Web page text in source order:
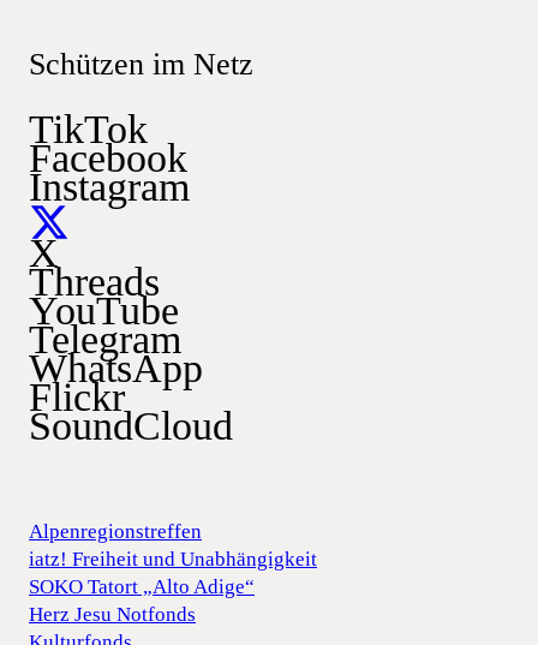
Schützen im Netz
TikTok
Facebook
Instagram
X
Threads
YouTube
Telegram
WhatsApp
Flickr
SoundCloud
Alpenregionstreffen
iatz! Freiheit und Unabhängigkeit
SOKO Tatort „Alto Adige“
Herz Jesu Notfonds